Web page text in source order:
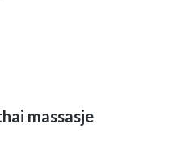
massasje